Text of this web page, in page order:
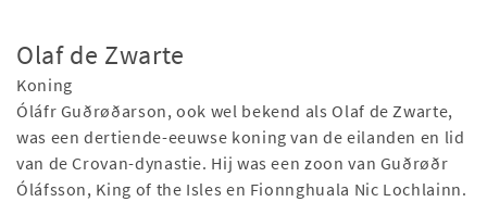
Olaf de Zwarte
Koning
Óláfr Guðrøðarson, ook wel bekend als Olaf de Zwarte,
was een dertiende-eeuwse koning van de eilanden en lid
van de Crovan-dynastie. Hij was een zoon van Guðrøðr
Óláfsson, King of the Isles en Fionnghuala Nic Lochlainn.